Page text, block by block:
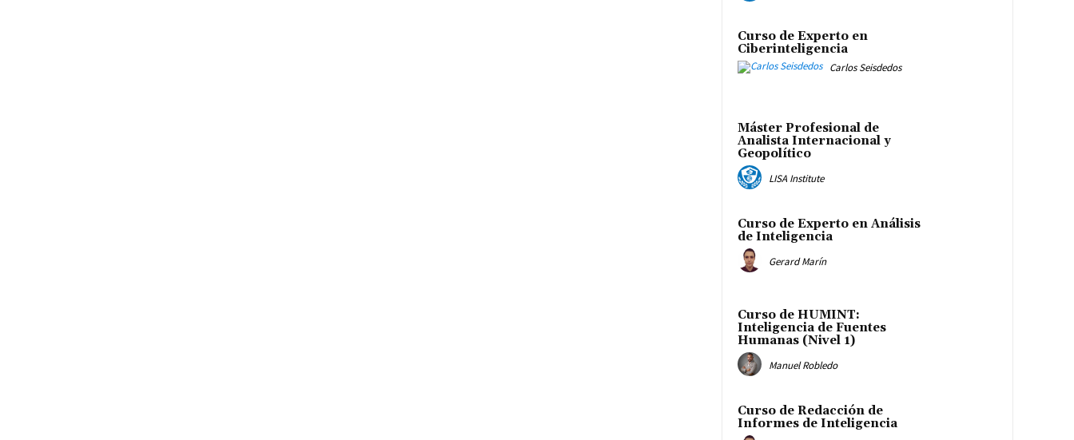
Curso de Experto en
Ciberinteligencia
Carlos Seisdedos
Máster Profesional de
Analista Internacional y
Geopolítico
LISA Institute
Curso de Experto en Análisis
de Inteligencia
Gerard Marín
Curso de HUMINT:
Inteligencia de Fuentes
Humanas (Nivel 1)
Manuel Robledo
Curso de Redacción de
Informes de Inteligencia